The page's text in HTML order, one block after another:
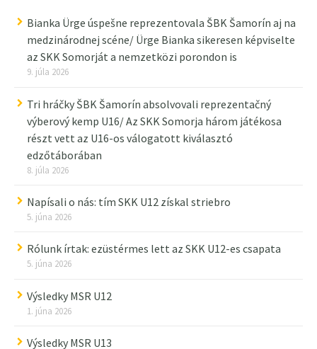
Bianka Ürge úspešne reprezentovala ŠBK Šamorín aj na
medzinárodnej scéne/ Ürge Bianka sikeresen képviselte
az SKK Somorját a nemzetközi porondon is
9. júla 2026
Tri hráčky ŠBK Šamorín absolvovali reprezentačný
výberový kemp U16/ Az SKK Somorja három játékosa
részt vett az U16-os válogatott kiválasztó
edzőtáborában
8. júla 2026
Napísali o nás: tím SKK U12 získal striebro
5. júna 2026
Rólunk írtak: ezüstérmes lett az SKK U12-es csapata
5. júna 2026
Výsledky MSR U12
1. júna 2026
Výsledky MSR U13